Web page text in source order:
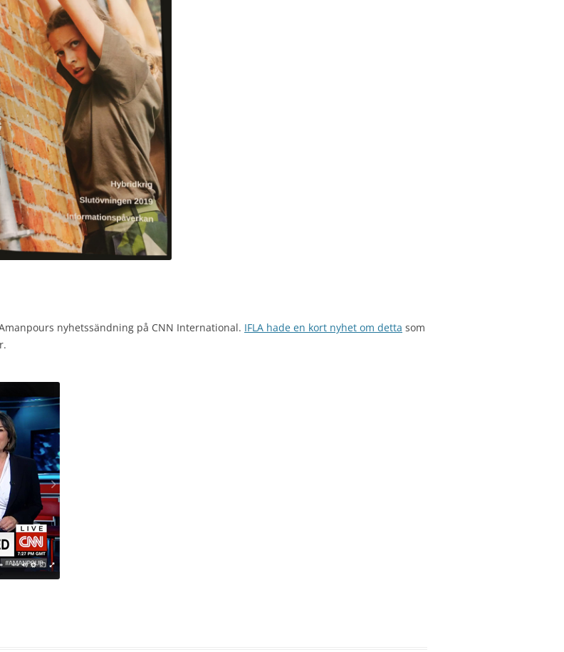
nyhetssändning på CNN International. IFLA hade en kort nyhet om detta som